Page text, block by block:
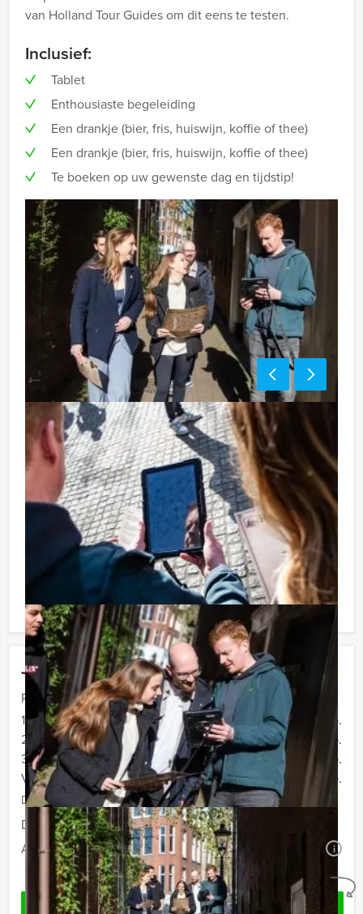
Jouw uitje
Prijs :
12 - 19 personen
€ 34,50 p.p.
20 - 29 personen
€ 32,50 p.p.
30 - 39 personen
€ 29,50 p.p.
Vanaf 40 personen
€ 27,50 p.p.
De prijzen zijn exclusief BTW
Duur:
2 uur en 30 minuten
Aantal:
Minimaal 12 personen i
Geheel vrijblijvend
OFFERTE AANVRAGEN
van Holland Tour Guides om dit eens te testen.
Inclusief:
Tablet
Enthousiaste begeleiding
Een drankje (bier, fris, huiswijn, koffie of thee)
Een drankje (bier, fris, huiswijn, koffie of thee)
Te boeken op uw gewenste dag en tijdstip!
Tip:
Uiteraard is dit gezellige groepsuitje van Holland Tour
Guides uitstekend te combineren met een heerlijke
lunch vooraf of een uitgebreid diner na afloop. U kunt
dit spel ook combineren met andere
spelevenementen. Informeer naar de mogelijkheden!
Komt u niet aan het minimale aantal deelnemers? Als u
bereid bent voor het minimale aantal te betalen, kunt u
ook gewoon voor minder personen boeken!